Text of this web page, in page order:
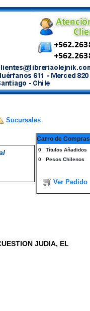
Sucursales
Carro de Compras
0 Títulos Añadidos
0 Pesos Chilenos
Ver Pedido
JUDIA, EL